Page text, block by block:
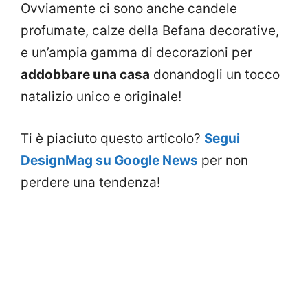
Ovviamente ci sono anche candele
profumate, calze della Befana decorative,
e un’ampia gamma di decorazioni per
addobbare una casa donandogli un tocco
natalizio unico e originale!
Ti è piaciuto questo articolo? Segui
DesignMag su Google News per non
perdere una tendenza!